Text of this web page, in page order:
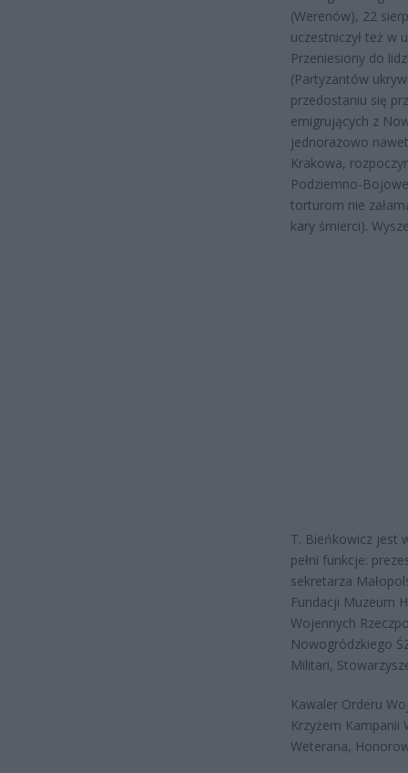
(Werenów), 22
uczestniczył też w
Przeniesiony do
(Partyzantów
przedostaniu się
emigrujących z
jednorazowo
Krakowa,
Podziemno-
torturom nie
kary śmierci).
T. Bieńkowicz jest
pełni funkcje:
sekretarza
Fundacji Muzeum
Wojennych
Nowogródzkiego
Militari,
Kawaler Orderu
Krzyżem Kampanii
Weterana,